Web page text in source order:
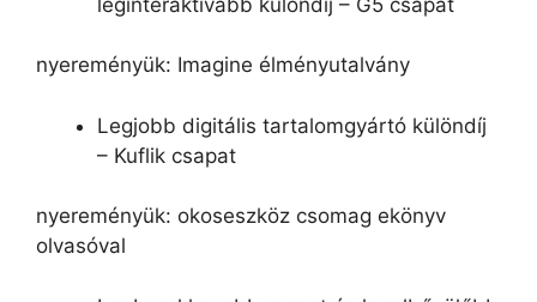
nyereményük: Imagine élményutalvány
Legjobb digitális tartalomgyártó különdíj
– Kuflik csapat
nyereményük: okoseszköz csomag ekönyv
olvasóval